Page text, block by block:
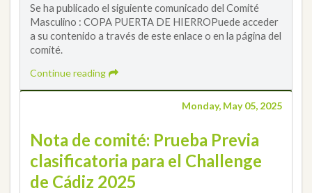
Se ha publicado el siguiente comunicado del Comité
Masculino : COPA PUERTA DE HIERROPuede acceder
a su contenido a través de este enlace o en la página del
comité.
Continue reading
Monday, May 05, 2025
Nota de comité: Prueba Previa
clasificatoria para el Challenge
de Cádiz 2025